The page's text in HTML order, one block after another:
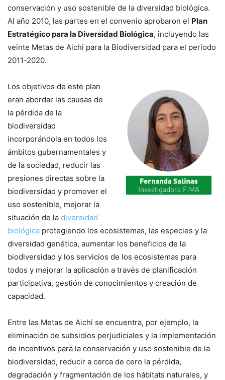
conservación y uso sostenible de la diversidad biológica.
Al año 2010, las partes en el convenio aprobaron el Plan
Estratégico para la Diversidad Biológica, incluyendo las
veinte Metas de Aichi para la Biodiversidad para el período
2011-2020.
Los objetivos de este plan
eran abordar las causas de
la pérdida de la
biodiversidad
incorporándola en todos los
ámbitos gubernamentales y
de la sociedad, reducir las
presiones directas sobre la
biodiversidad y promover el
uso sostenible, mejorar la
situación de la diversidad
biológica protegiendo los ecosistemas, las especies y la
diversidad genética, aumentar los beneficios de la
biodiversidad y los servicios de los ecosistemas para
todos y mejorar la aplicación a través de planificación
participativa, gestión de conocimientos y creación de
capacidad.
Entre las Metas de Aichi se encuentra, por ejemplo, la
eliminación de subsidios perjudiciales y la implementación
de incentivos para la conservación y uso sostenible de la
biodiversidad, reducir a cerca de cero la pérdida,
degradación y fragmentación de los hábitats naturales, y